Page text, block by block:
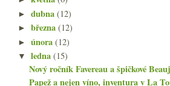
►dubna(12)
►března(12)
►února(12)
▼ledna(15)
Nový ročník Favereau a špičkové
Papež a nejen víno, inventura v La